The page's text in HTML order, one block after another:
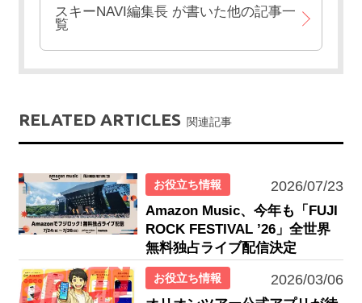
スキーNAVI編集長 が書いた他の記事一
覧
RELATED ARTICLES 関連記事
お役立ち情報 2026/07/23
Amazon Music、今年も「FUJI
ROCK FESTIVAL ’26」全世界
無料独占ライブ配信決定
お役立ち情報 2026/03/06